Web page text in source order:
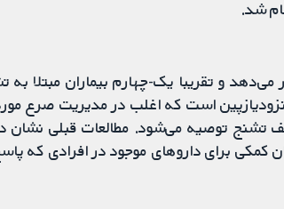
قرار می‌دهد و تقریبا یک-چهارم بیماران مبتلا به
به دارو هستند. کلونازپام یکی از داروهای 1،4-بنزودیازپین است که اغلب در
تشنج توصیه می‌شود. مطالعات قبلی نشان
کمکی برای داروهای موجود در افرادی كه